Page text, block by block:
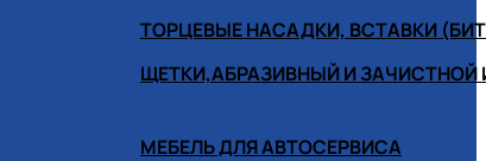
ТОРЦЕВЫЕ НАСАДКИ, ВСТАВКИ
ЩЕТКИ,АБРАЗИВНЫЙ И ЗАЧИСТНОЙ
МЕБЕЛЬ ДЛЯ АВТОСЕРВИСА